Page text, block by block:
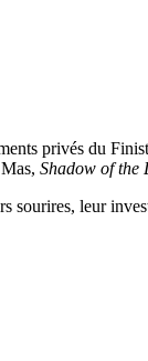
privés du
Shadow of the
leur